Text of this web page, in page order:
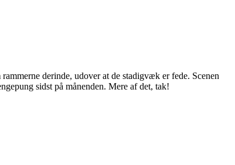
derinde, udover at de stadigvæk er fede. Scenen
sidst på månenden. Mere af det, tak!